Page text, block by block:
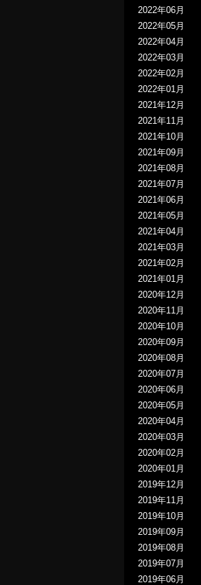
2022年06月
2022年05月
2022年04月
2022年03月
2022年02月
2022年01月
2021年12月
2021年11月
2021年10月
2021年09月
2021年08月
2021年07月
2021年06月
2021年05月
2021年04月
2021年03月
2021年02月
2021年01月
2020年12月
2020年11月
2020年10月
2020年09月
2020年08月
2020年07月
2020年06月
2020年05月
2020年04月
2020年03月
2020年02月
2020年01月
2019年12月
2019年11月
2019年10月
2019年09月
2019年08月
2019年07月
2019年06月